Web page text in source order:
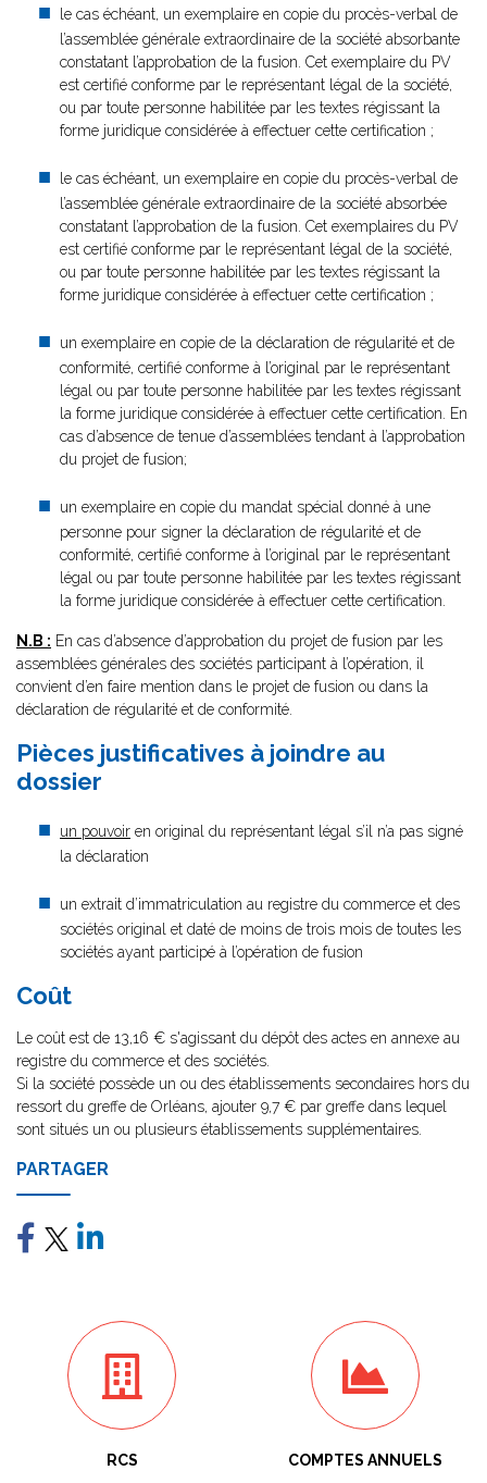
le cas échéant, un exemplaire en copie du procès-verbal de
l’assemblée générale extraordinaire de la société absorbante
constatant l’approbation de la fusion. Cet exemplaire du PV
est certifié conforme par le représentant légal de la société,
ou par toute personne habilitée par les textes régissant la
forme juridique considérée à effectuer cette certification ;
le cas échéant, un exemplaire en copie du procès-verbal de
l’assemblée générale extraordinaire de la société absorbée
constatant l’approbation de la fusion. Cet exemplaires du PV
est certifié conforme par le représentant légal de la société,
ou par toute personne habilitée par les textes régissant la
forme juridique considérée à effectuer cette certification ;
un exemplaire en copie de la déclaration de régularité et de
conformité, certifié conforme à l’original par le représentant
légal ou par toute personne habilitée par les textes régissant
la forme juridique considérée à effectuer cette certification. En
cas d’absence de tenue d’assemblées tendant à l’approbation
du projet de fusion;
un exemplaire en copie du mandat spécial donné à une
personne pour signer la déclaration de régularité et de
conformité, certifié conforme à l’original par le représentant
légal ou par toute personne habilitée par les textes régissant
la forme juridique considérée à effectuer cette certification.
N.B : En cas d’absence d’approbation du projet de fusion par les
assemblées générales des sociétés participant à l’opération, il
convient d’en faire mention dans le projet de fusion ou dans la
déclaration de régularité et de conformité.
Pièces justificatives à joindre au
dossier
un pouvoir en original du représentant légal s’il n’a pas signé
la déclaration
un extrait d’immatriculation au registre du commerce et des
sociétés original et daté de moins de trois mois de toutes les
sociétés ayant participé à l’opération de fusion
Coût
Le coût est de 13,16 € s'agissant du dépôt des actes en annexe au
registre du commerce et des sociétés.
Si la société possède un ou des établissements secondaires hors du
ressort du greffe de Orléans, ajouter 9,7 € par greffe dans lequel
sont situés un ou plusieurs établissements supplémentaires.
PARTAGER
RCS COMPTES ANNUELS